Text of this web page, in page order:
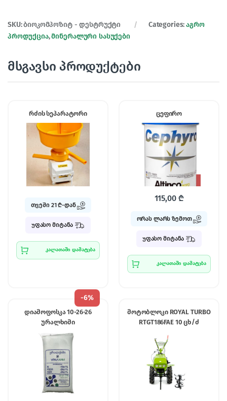
SKU:ბიოკომპოზიტ - დესტრუქტი Categories:აგრო
პროდუქცია,მინერალური სასუქები
მსგავსი პროდუქტები
რძის სეპარატორი
თვეში 21 ₾-დან
უფასო მიტანა
კალათაში დამატება
ცეფირო
115,00 ₾
ორას ლარს ზემოთ
უფასო მიტანა
კალათაში დამატება
-6%
დიამოფოსკა 10-26-26
ურალხიმი
მოტობლოკი ROYAL TURBO
RTGT186FAE 10 ცხ/ძ